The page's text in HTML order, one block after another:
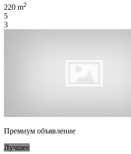
220 m2
5
3
Премиум объявление
Лучшее